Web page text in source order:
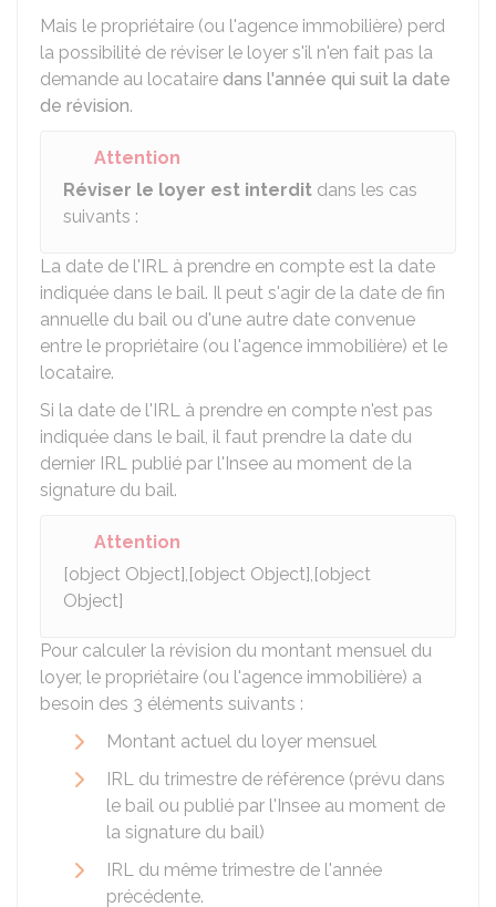
Mais le propriétaire (ou l'agence immobilière) perd
la possibilité de réviser le loyer s'il n'en fait pas la
demande au locataire dans l'année qui suit la date
de révision.
Attention
Réviser le loyer est interdit dans les cas
suivants :
La date de l'IRL à prendre en compte est la date
indiquée dans le bail. Il peut s'agir de la date de fin
annuelle du bail ou d'une autre date convenue
entre le propriétaire (ou l'agence immobilière) et le
locataire.
Si la date de l'IRL à prendre en compte n'est pas
indiquée dans le bail, il faut prendre la date du
dernier IRL publié par l'Insee au moment de la
signature du bail.
Attention
[object Object],[object Object],[object
Object]
Pour calculer la révision du montant mensuel du
loyer, le propriétaire (ou l'agence immobilière) a
besoin des 3 éléments suivants :
Montant actuel du loyer mensuel
IRL du trimestre de référence (prévu dans
le bail ou publié par l'Insee au moment de
la signature du bail)
IRL du même trimestre de l'année
précédente.